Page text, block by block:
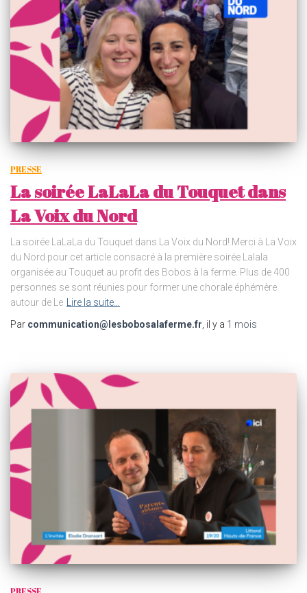
PRESSE
La soirée LaLaLa du Touquet dans
La Voix du Nord
La soirée LaLaLa du Touquet dans La Voix du Nord! Merci à La Voix
du Nord pour cet article consacré à la première soirée Lalala
organisée au Touquet au profit des Bobos à la ferme. Plus de 400
personnes se sont réunies pour former une chorale éphémère
autour de Le
Lire la suite…
Par communication@lesbobosalaferme.fr , il y a 1 mois